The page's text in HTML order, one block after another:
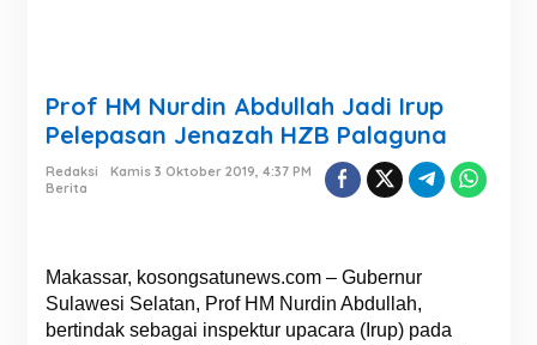
Prof HM Nurdin Abdullah Jadi Irup
Pelepasan Jenazah HZB Palaguna
Redaksi
Kamis 3 Oktober 2019, 4:37 PM
Berita
Makassar, kosongsatunews.com – Gubernur
Sulawesi Selatan, Prof HM Nurdin Abdullah,
bertindak sebagai inspektur upacara (Irup) pada